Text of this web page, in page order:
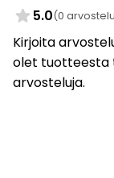
5.0(0
Kirjoita
olet tuotteesta
arvosteluja.